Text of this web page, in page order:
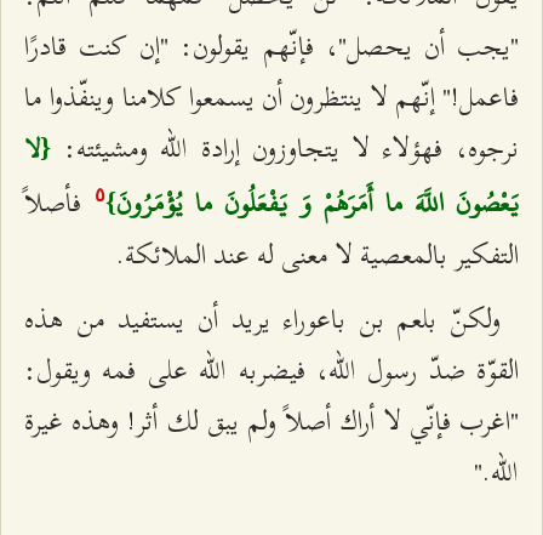
"يجب أن يحصل"، فإنّهم يقولون: "إن كنت قادرًا
فاعمل!" إنّهم لا ينتظرون أن يسمعوا كلامنا وينفّذوا ما
نرجوه، فهؤلاء لا يتجاوزون إرادة الله ومشيئته: {لا
يَعْصُونَ اللَّهَ ما أَمَرَهُمْ وَ يَفْعَلُونَ ما يُؤْمَرُونَ}٥
فأصلاً
التفكير بالمعصية لا معنى له عند الملائكة.
ولكنّ بلعم بن باعوراء يريد أن يستفيد من هذه
القوّة ضدّ رسول الله، فيضربه الله على فمه ويقول:
"اغرب فإنّي لا أراك أصلاً ولم يبق لك أثر! وهذه غيرة
الله."